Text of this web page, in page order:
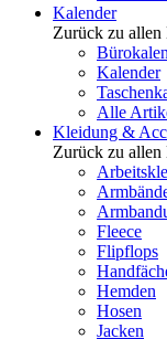
Kalender
Zurück zu allen
Kalender
Alle
Kleidung &
Zurück zu allen
Fleece
Flipflops
Hemden
Hosen
Jacken